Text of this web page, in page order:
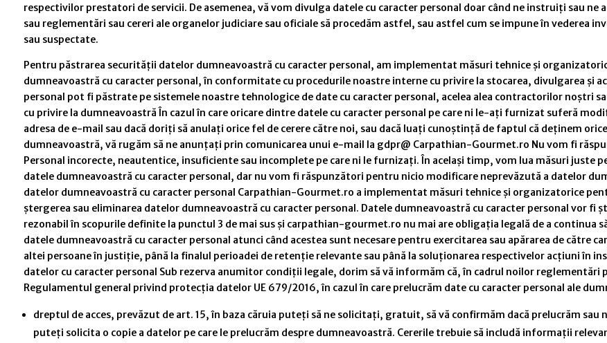
respectivilor prestatori de servicii. De asemenea, vă vom divulga datele cu caracter personal doar când ne instruiți sau ne
sau reglementări sau cereri ale organelor judiciare sau oficiale să procedăm astfel, sau astfel cum se impune în
sau suspectate.
Pentru păstrarea securității datelor dumneavoastră cu caracter personal, am implementat măsuri tehnice și
dumneavoastră cu caracter personal, în conformitate cu procedurile noastre interne cu privire la stocarea, divulgarea și
personal pot fi păstrate pe sistemele noastre tehnologice de date cu caracter personal, acelea alea contractorilor noștri
cu privire la dumneavoastră În cazul în care oricare dintre datele cu caracter personal pe care ni le-ați furnizat suferă
adresa de e-mail sau dacă doriți să anulați orice fel de cerere către noi, sau dacă luați cunoștință de faptul că deținem
dumneavoastră, vă rugăm să ne anunțați prin comunicarea unui e-mail la gdpr@ Carpathian-Gourmet.ro Nu vom fi
Personal incorecte, neautentice, insuficiente sau incomplete pe care ni le furnizați. În același timp, vom lua măsuri juste
datele dumneavoastră cu caracter personal, dar nu vom fi răspunzători pentru nicio modificare neprevăzută a datelor
datelor dumneavoastră cu caracter personal Carpathian-Gourmet.ro a implementat măsuri tehnice și organizatorice
ștergerea sau eliminarea datelor dumneavoastră cu caracter personal. Datele dumneavoastră cu caracter personal vor fi
rezonabil în scopurile definite la punctul 3 de mai sus și carpathian-gourmet.ro nu mai are obligația legală de a continua
datele dumneavoastră cu caracter personal atunci când acestea sunt necesare pentru exercitarea sau apărarea de către
altei persoane în justiție, până la finalul perioadei de retenție relevante sau până la soluționarea respectivelor acțiuni în
datelor cu caracter personal Sub rezerva anumitor condiții legale, dorim să vă informăm că, în cadrul noilor
Regulamentul general privind protecția datelor UE 679/2016, în cazul în care prelucrăm date cu caracter personal ale
dreptul de acces, prevăzut de art. 15, în baza căruia puteți să ne solicitați, gratuit, să vă confirmăm dacă prelucrăm sau
puteți solicita o copie a datelor pe care le prelucrăm despre dumneavoastră. Cererile trebuie să includă informații